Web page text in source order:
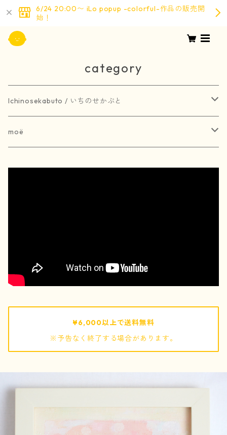
6/24 20:00〜 iLo popup -colorful-作品の販売開
始！
category
Ichinosekabuto / いちのせかぶと
painting / 絵画
moë
pochette / ポシェット
キーホルダー
¥6,000以上で送料無料
※予告なく終了する場合があります。